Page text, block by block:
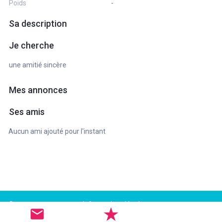
Poids
-
Sa description
Je cherche
une amitié sincère
Mes annonces
Ses amis
Aucun ami ajouté pour l'instant
Support
Informations légales
Conditions d'utilisation